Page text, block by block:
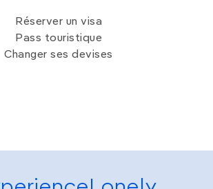
Réserver un visa
Pass touristique
Changer ses devises